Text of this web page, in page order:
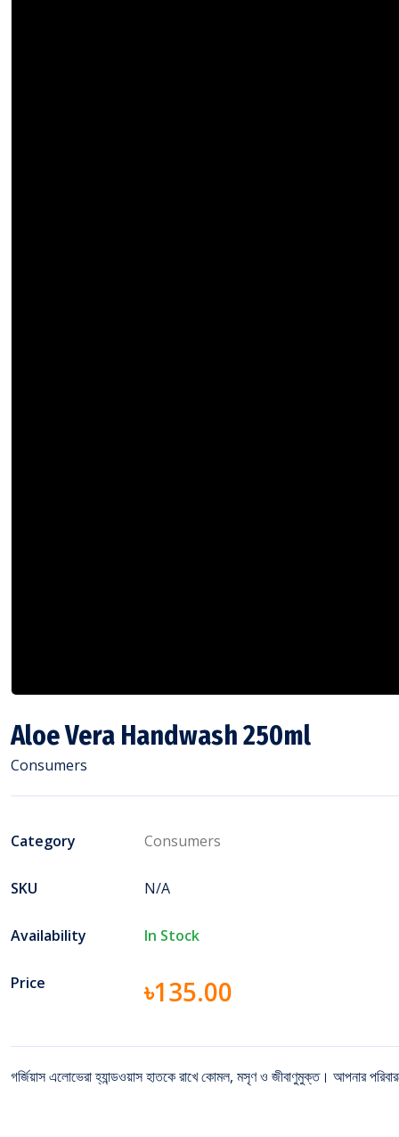
Aloe Vera Handwash 250ml
Consumers
Category Consumers
SKU N/A
Availability In Stock
Price ৳135.00
গর্জিয়াস এলোভেরা হ্যান্ডওয়াস হাতকে রাখে কোমল, মসৃণ ও জীবাণুমুক্ত। আপনার